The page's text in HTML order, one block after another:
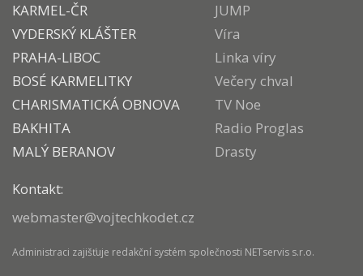
KARMEL-ČR
VYDERSKÝ KLÁŠTER
PRAHA-LIBOC
BOSÉ KARMELITKY
CHARISMATICKÁ OBNOVA
BAKHITA
MALÝ BERANOV
JUMP
Víra
Linka víry
Večery chval
TV Noe
Radio Proglas
Drasty
Kontakt:
webmaster@vojtechkodet.cz
Administraci zajišťuje redakční systém společnosti NETservis s.r.o.